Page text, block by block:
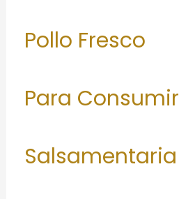
Pollo Fresco
Para Consumir
Salsamentaria